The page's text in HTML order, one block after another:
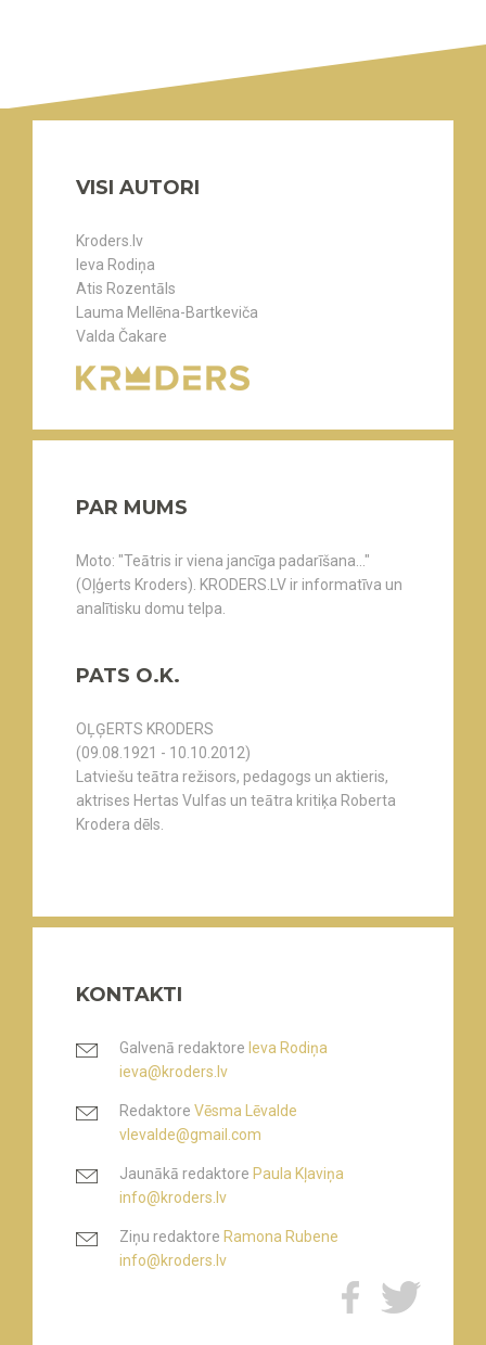
VISI AUTORI
Kroders.lv
Ieva Rodiņa
Atis Rozentāls
Lauma Mellēna-Bartkeviča
Valda Čakare
PAR MUMS
Moto: "Teātris ir viena jancīga padarīšana..."
(Oļģerts Kroders). KRODERS.LV ir informatīva un
analītisku domu telpa.
PATS O.K.
OĻĢERTS KRODERS
(09.08.1921 - 10.10.2012)
Latviešu teātra režisors, pedagogs un aktieris,
aktrises Hertas Vulfas un teātra kritiķa Roberta
Krodera dēls.
KONTAKTI
Galvenā redaktore Ieva Rodiņa
ieva@kroders.lv
Redaktore Vēsma Lēvalde
vlevalde@gmail.com
Jaunākā redaktore Paula Kļaviņa
info@kroders.lv
Ziņu redaktore Ramona Rubene
info@kroders.lv